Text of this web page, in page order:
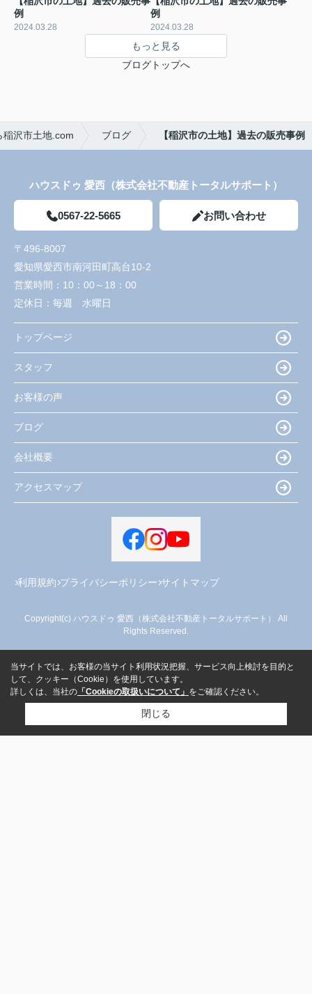
例
2024.03.28
例
2024.03.28
もっと見る
ブログトップへ
沢市土地.com ブログ 【稲沢市の土地】過去の販売事例
ハウスドゥ 愛西（株式会社不動産トータルサポート）
0567-22-5665 お問い合わせ
〒496-8007
愛知県愛西市南河田町高台10-2
営業時間： 10：00～18：00
定休日： 毎週 水曜日
トップページ
スタッフ
お客様の声
ブログ
会社概要
アクセスマップ
利用規約 プライバシーポリシー サイトマップ
Copyright(c) ハウスドゥ 愛西（株式会社不動産トータルサポート） All
Rights Reserved.
当サイトでは、お客様の当サイト利用状況把握、サービス向上検討を目的と
して、クッキー（Cookie）を使用しています。
詳しくは、当社の 「Cookieの取扱いについて」 をご確認ください。
閉じる